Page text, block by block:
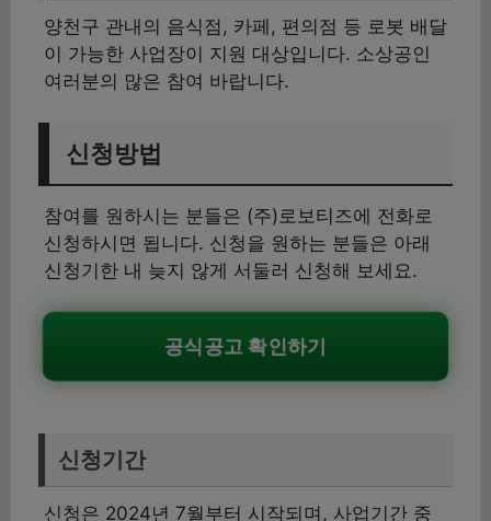
양천구 관내의 음식점, 카페, 편의점 등 로봇 배달
이 가능한 사업장이 지원 대상입니다. 소상공인
여러분의 많은 참여 바랍니다.
신청방법
참여를 원하시는 분들은 (주)로보티즈에 전화로
신청하시면 됩니다. 신청을 원하는 분들은 아래
신청기한 내 늦지 않게 서둘러 신청해 보세요.
공식공고 확인하기
신청기간
신청은 2024년 7월부터 시작되며, 사업기간 중